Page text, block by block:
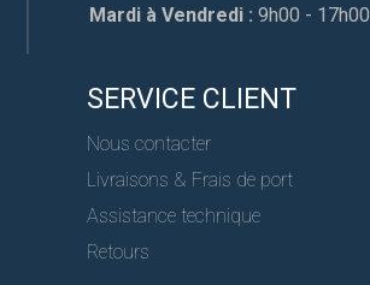
Mardi à Vendredi : 9h00 - 17h00
SERVICE CLIENT
Nous contacter
Livraisons & Frais de port
Assistance technique
Retours